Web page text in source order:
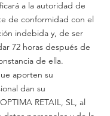
a la autoridad de
de conformidad con el
indebida y, de ser
72 horas después de
de ella.
aporten su
dan su
RETAIL, SL, al